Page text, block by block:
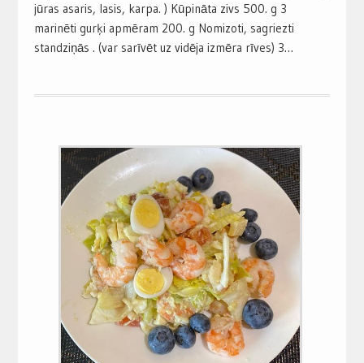
jūras asaris, lasis, karpa. ) Kūpināta zivs 500. g 3
marinēti gurķi apmēram 200. g Nomizoti, sagriezti
standziņās . (var sarīvēt uz vidēja izmēra rīves) 3…